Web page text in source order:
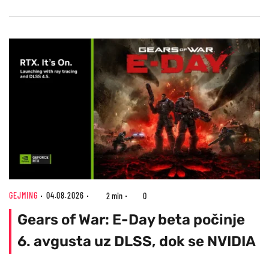
GEJMING 04.08.2026 2 min 0
Gears of War: E-Day beta počinje
6. avgusta uz DLSS, dok se NVIDIA